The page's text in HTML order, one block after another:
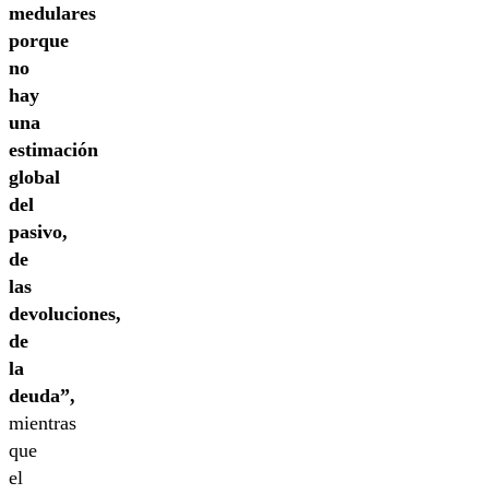
medulares
porque
no
hay
una
estimación
global
del
pasivo,
de
las
devoluciones,
de
la
deuda”,
mientras
que
el